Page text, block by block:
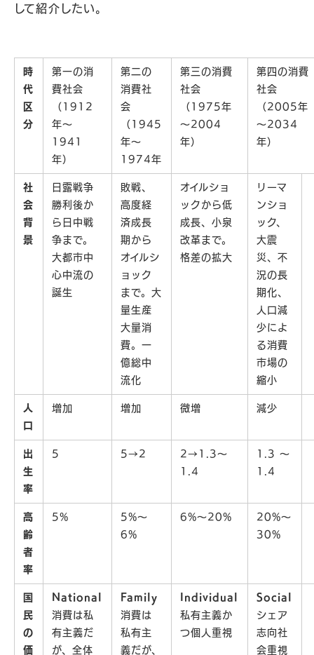
して紹介したい。
時
代
区
分
第一の消
費社会
（1912
年～
1941
年）
第二の
消費社
会
（1945
年～
1974年
第三の消費
社会
（1975年
～2004
年）
第四の消費
社会
（2005年
～2034
年）
社
会
背
景
日露戦争
勝利後か
ら日中戦
争まで。
大都市中
心中流の
誕生
敗戦、
高度経
済成長
期から
オイルシ
ョック
まで。大
量生産
大量消
費。一
億総中
流化
オイルショ
ックから低
成長、小泉
改革まで。
格差の拡大
リーマ
ンショ
ック、
大震
災、不
況の長
期化、
人口減
少によ
る消費
市場の
縮小
人
口
増加 増加 微増 減少
出
生
率
5 5→2
2→1.3～
1.4
1.3 ～
1.4
高
齢
者
率
5%
5%～
6%
6%～20%
20%～
30%
国
民
の
価
National
消費は私
有主義だ
が、全体
Family
消費は
私有主
義だが、
Individual
私有主義か
つ個人重視
Social
シェア
志向社
会重視